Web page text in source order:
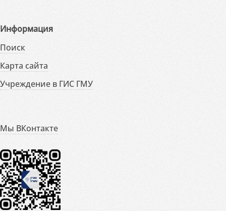
Информация
Поиск
Карта сайта
Учреждение в ГИС ГМУ
Мы ВКонтакте